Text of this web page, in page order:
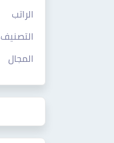
الراتب
التصنيف
المجال